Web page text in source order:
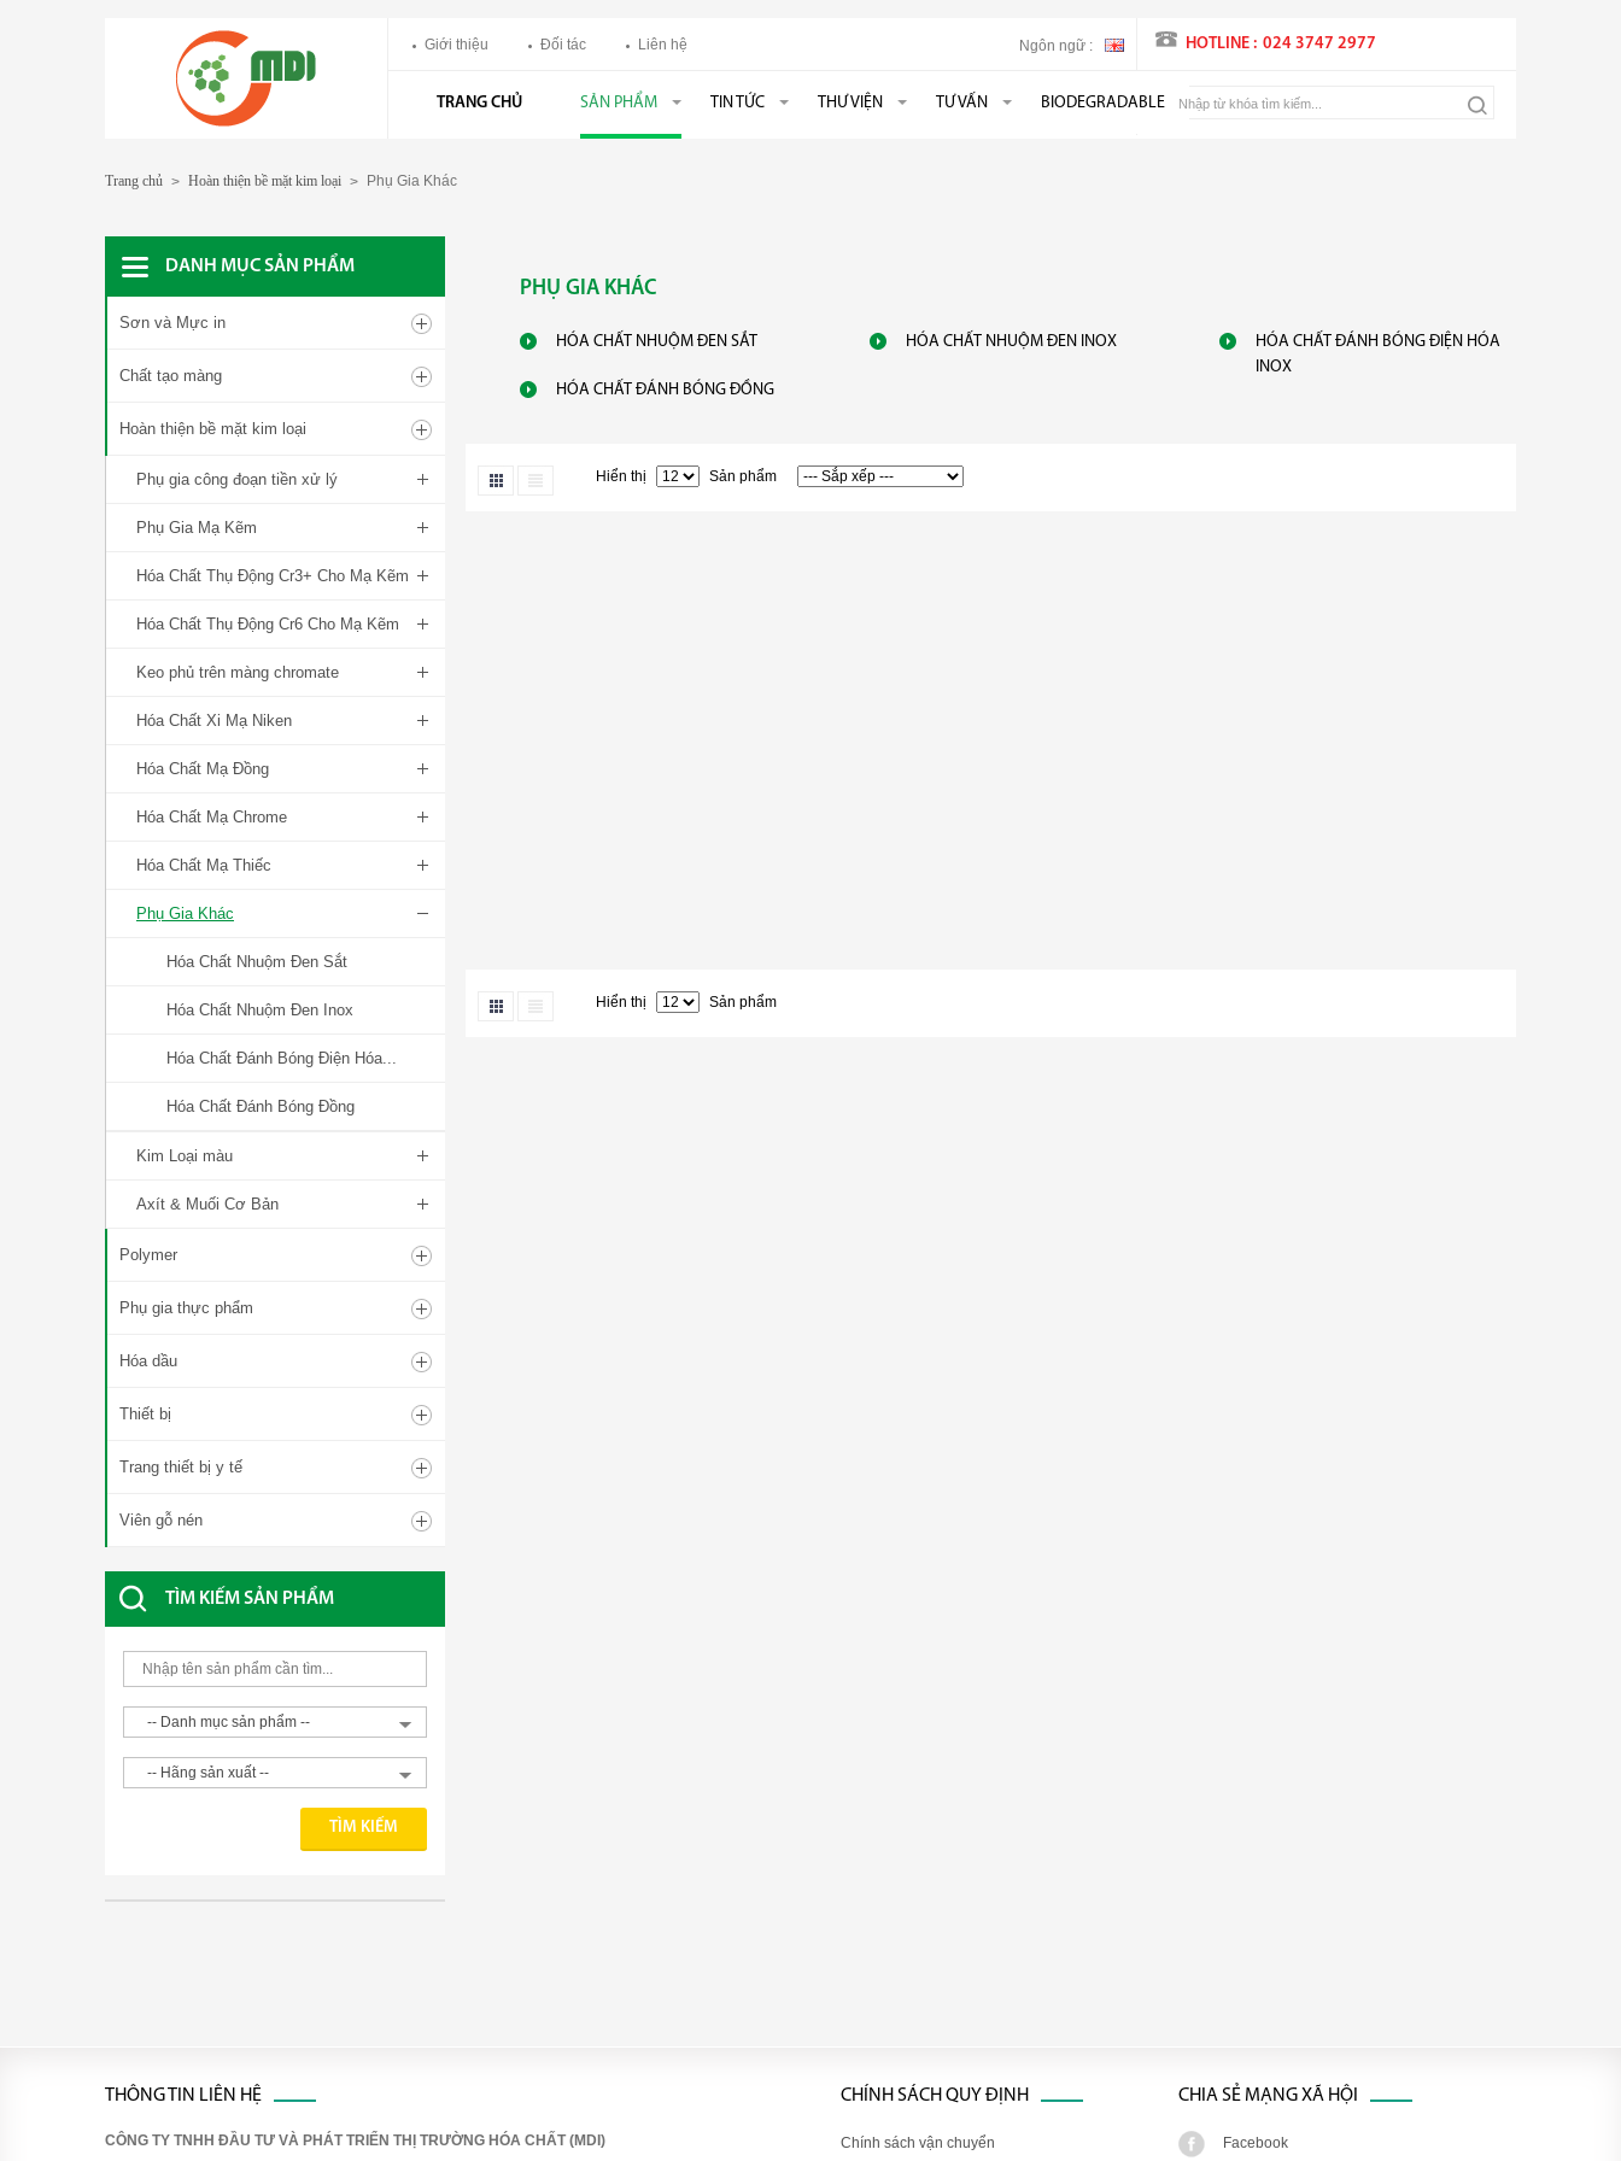
Giới thiệu Đối tác Liên hệ Ngôn ngữ : HOTLINE : 024 3747 2977
TRANG CHỦ SẢN PHẨM TIN TỨC THƯ VIỆN TƯ VẤN BIODEGRADABLE
Trang chủ > Hoàn thiện bề mặt kim loại > Phụ Gia Khác
DANH MỤC SẢN PHẨM
Sơn và Mực in
Chất tạo màng
Hoàn thiện bề mặt kim loại
Phụ gia công đoạn tiền xử lý
Phụ Gia Mạ Kẽm
Hóa Chất Thụ Động Cr3+ Cho Mạ Kẽm
Hóa Chất Thụ Động Cr6 Cho Mạ Kẽm
Keo phủ trên màng chromate
Hóa Chất Xi Mạ Niken
Hóa Chất Mạ Đồng
Hóa Chất Mạ Chrome
Hóa Chất Mạ Thiếc
Phụ Gia Khác
Hóa Chất Nhuộm Đen Sắt
Hóa Chất Nhuộm Đen Inox
Hóa Chất Đánh Bóng Điện Hóa...
Hóa Chất Đánh Bóng Đồng
Kim Loại màu
Axít & Muối Cơ Bản
Polymer
Phụ gia thực phẩm
Hóa dầu
Thiết bị
Trang thiết bị y tế
Viên gỗ nén
TÌM KIẾM SẢN PHẨM
PHỤ GIA KHÁC
HÓA CHẤT NHUỘM ĐEN SẮT HÓA CHẤT NHUỘM ĐEN INOX
HÓA CHẤT ĐÁNH BÓNG ĐIỆN HÓA
INOX
HÓA CHẤT ĐÁNH BÓNG ĐỒNG
Hiển thị Sản phẩm
Hiển thị Sản phẩm
THÔNG TIN LIÊN HỆ
CÔNG TY TNHH ĐẦU TƯ VÀ PHÁT TRIỂN THỊ TRƯỜNG HÓA CHẤT (MDI)
CHIA SẺ MẠNG XÃ HỘI
Facebook
CHÍNH SÁCH QUY ĐỊNH
Chính sách vận chuyển